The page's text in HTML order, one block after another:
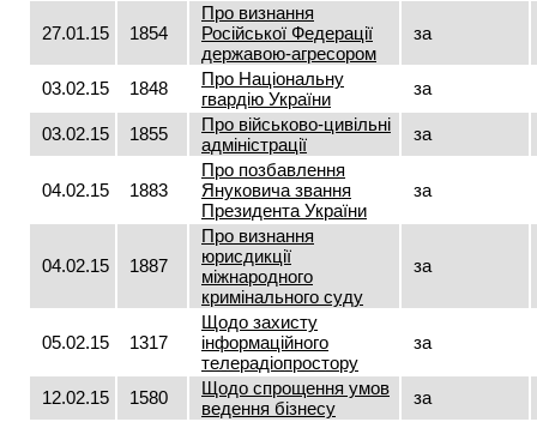
27.01.15 1854
Про визнання
Російської Федерації
державою-агресором
за
03.02.15 1848
Про Національну
гвардію України
за
03.02.15 1855
Про військово-цивільні
адміністрації
за
04.02.15 1883
Про позбавлення
Януковича звання
Президента України
за
04.02.15 1887
Про визнання
юрисдикції
міжнародного
кримінального суду
за
05.02.15 1317
Щодо захисту
інформаційного
телерадіопростору
за
12.02.15 1580
Щодо спрощення умов
ведення бізнесу
за